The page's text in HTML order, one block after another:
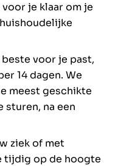
je klaar om je
voor je past,
14 dagen. We
meest geschikte
sturen, na een
ziek of met
tijdig op de hoogte